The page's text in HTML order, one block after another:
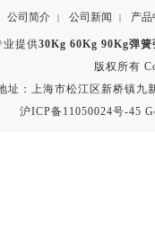
公司简介 | 公司新闻 | 产品
业提供30Kg 60Kg 90Kg弹簧
版权所有
址：上海市松江区新桥镇九
沪ICP备11050024号-45